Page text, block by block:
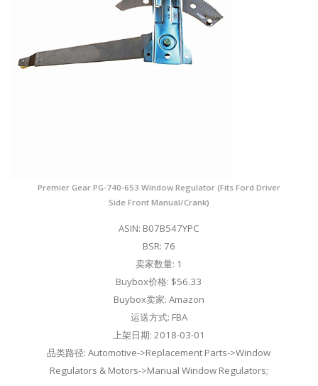
Premier Gear PG-740-653 Window Regulator (Fits Ford Driver
Side Front Manual/Crank)
ASIN: B07B547YPC
BSR: 76
卖家数量: 1
Buybox价格: $56.33
Buybox卖家: Amazon
运送方式: FBA
上架日期: 2018-03-01
品类路径: Automotive->Replacement Parts->Window
Regulators & Motors->Manual Window Regulators;